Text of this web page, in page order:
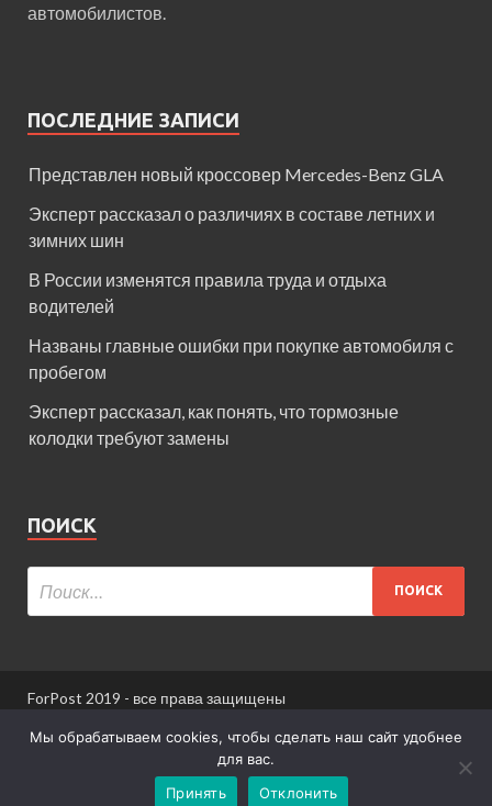
автомобилистов.
ПОСЛЕДНИЕ ЗАПИСИ
Представлен новый кроссовер Mercedes-Benz GLA
Эксперт рассказал о различиях в составе летних и
зимних шин
В России изменятся правила труда и отдыха
водителей
Названы главные ошибки при покупке автомобиля с
пробегом
Эксперт рассказал, как понять, что тормозные
колодки требуют замены
ПОИСК
ForPost 2019 - все права защищены
При использовании материалов сайта ссылка
Информация для пользователей сайта
Мы обрабатываем cookies, чтобы сделать наш сайт удобнее
для вас.
Принять
Отклонить